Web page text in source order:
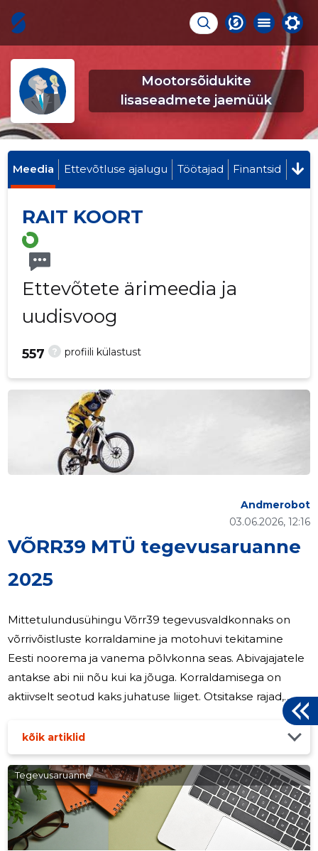
Mootorsõidukite
lisaseadmete jaemüük
Meedia Ettevõtluse ajalugu Töötajad Finantsid
RAIT KOORT
Ettevõtete ärimeedia ja
uudisvoog
? profiili külastust
557
VÕRR39 MTÜ tegevusaruanne
2025
03.06.2026, 12:16
Andmerobot
Mittetulundusühingu Võrr39 tegevusvaldkonnaks on
võrrivõistluste korraldamine ja motohuvi tekitamine
Eesti noorema ja vanema põlvkonna seas. Abivajajatele
antakse abi nii nõu kui ka jõuga. Korraldamisega on
aktiivselt seotud kaks juhatuse liiget. Otsitakse rajad,
peetakse läbirääkimisi, leitakse vajaminevad vahendid ja
korraldatakse kõik muu võidusõiduks vajalik. Käivad
läbirääkimised sponsorite leidmiseks - asjakohased rajad
ja vajalikud vahendid on üle Eesti laiali ning nende
kokkuviimine on üsnagi kulukas. MTÜ Võrr39 juhatuse
liikmed evivad ka ise vajalikke sõiduvahendeid ja on
kõik artiklid
Tegevusaruanne